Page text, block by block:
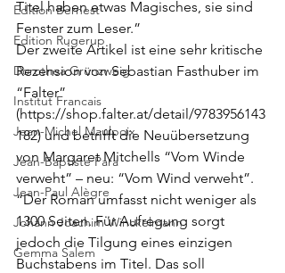
Edition Bernest
Edition Rugerup
Dorothea Grünzweig
Institut Francais
Jean-Michel Maulpoix
Jean-Baptiste Para
Jean-Paul Alègre
Johann Joachim Winckelmann
Gemma Salem
Titel haben etwas Magisches, sie sind
Fenster zum Leser.”
Der zweite Artikel ist eine sehr kritische
Rezension von Sebastian Fasthuber im
“Falter”
(https://shop.falter.at/detail/9783956143
182) und betrifft die Neuübersetzung
von Margaret Mitchells “Vom Winde
verweht” – neu: “Vom Wind verweht”.
“Der Roman umfasst nicht weniger als
1300 Seiten. Für Aufregung sorgt
jedoch die Tilgung eines einzigen
Buchstabens im Titel. Das soll